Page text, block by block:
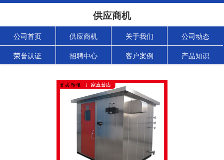
供应商机
公司首页 供应商机 关于我们 公司动态
荣誉认证 招聘中心 客户案例 产品知识